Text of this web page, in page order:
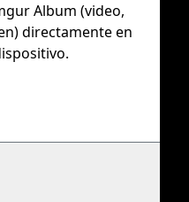
Album (video,
directamente en